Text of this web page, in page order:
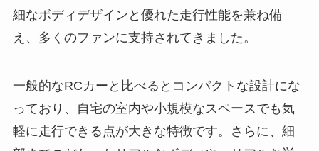
細なボディデザインと優れた走行性能を兼ね備
え、多くのファンに支持されてきました。
一般的なRCカーと比べるとコンパクトな設計にな
っており、自宅の室内や小規模なスペースでも気
軽に走行できる点が大きな特徴です。さらに、細